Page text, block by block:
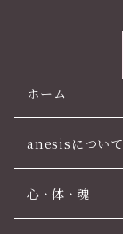
ホーム
anesisについて
心・体・魂